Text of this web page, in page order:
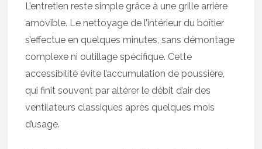
L’entretien reste simple grâce à une grille arrière
amovible. Le nettoyage de l’intérieur du boîtier
s’effectue en quelques minutes, sans démontage
complexe ni outillage spécifique. Cette
accessibilité évite l’accumulation de poussière,
qui finit souvent par altérer le débit d’air des
ventilateurs classiques après quelques mois
d’usage.